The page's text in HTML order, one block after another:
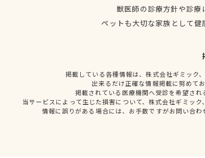
獣医師の診療方針や診
ペットも大切な家族として
掲載している各種情報は、株式会社ギミック
出来るだけ正確な情報掲載に努めて
掲載されている医療機関へ受診を希望さ
当サービスによって生じた損害について、株式会社ギミッ
情報に誤りがある場合には、お手数ですがお問い合